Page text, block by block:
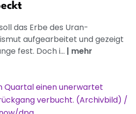
das Erbe des Uran-
aufgearbeitet und gezeigt
fest. Doch i... | mehr